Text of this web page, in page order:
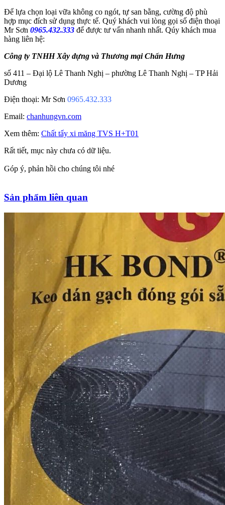
Để lựa chọn loại vữa không co ngót, tự san bằng, cường độ phù
hợp mục đích sử dụng thực tế. Quý khách vui lòng gọi số điện thoại
Mr Sơn 0965.432.333 để được tư vấn nhanh nhất. Qúy khách mua
hàng liên hệ:
Công ty TNHH Xây dựng và Thương mại Chấn Hưng
số 411 – Đại lộ Lê Thanh Nghị – phường Lê Thanh Nghị – TP Hải
Dương
Điện thoại: Mr Sơn 0965.432.333
Email: chanhungvn.com
Xem thêm: Chất tẩy xi măng TVS H+T01
Rất tiết, mục này chưa có dữ liệu.
Góp ý, phản hồi cho chúng tôi nhé
Sản phẩm liên quan